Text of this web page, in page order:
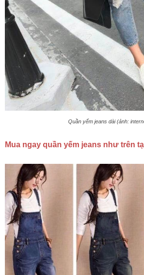
Quần yếm jeans dài (ảnh:
Mua ngay quần yếm jeans như trên